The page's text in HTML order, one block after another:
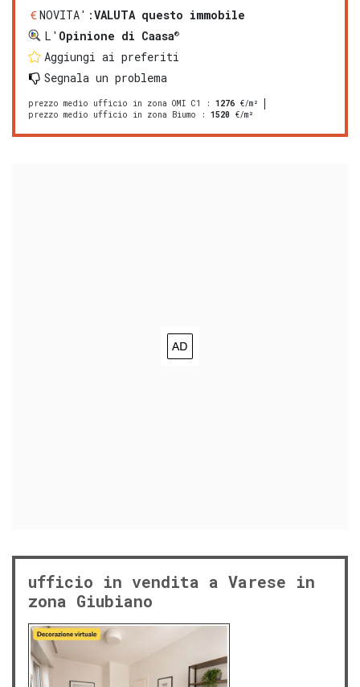
NOVITA':VALUTA questo immobile
L' Opinione di Caasa®
Aggiungi ai preferiti
Segnala un problema
prezzo medio ufficio in zona OMI C1 : 1276 €/m²
prezzo medio ufficio in zona Biumo : 1520 €/m²
ufficio in vendita a Varese in
zona Giubiano